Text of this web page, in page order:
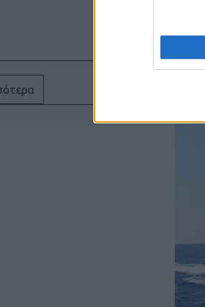
και
Οι
και